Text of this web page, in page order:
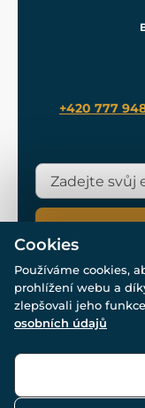
Meče pro
+420 777
© Všechna práva
Cookies
Používáme cookies,
prohlížení webu a
zlepšovali jeho
osobních údajů